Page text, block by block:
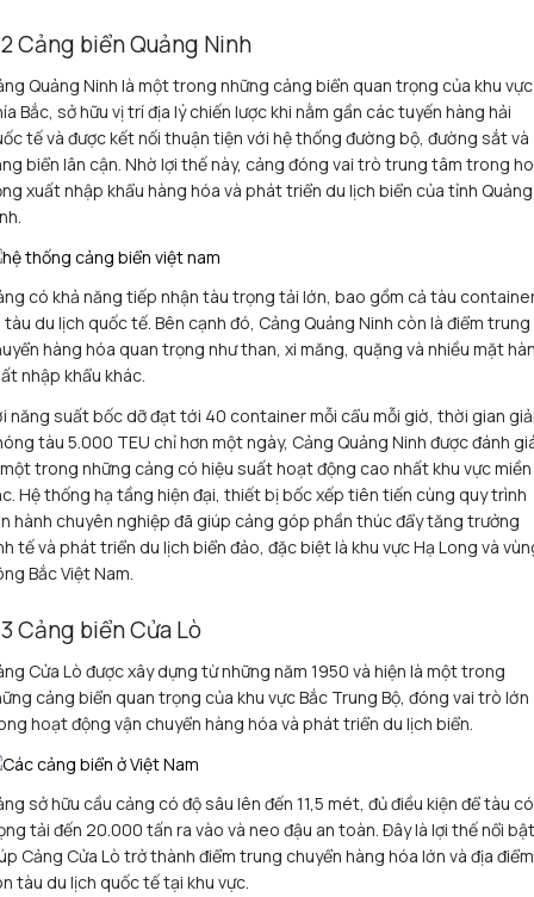
Cảng biển Quảng Ninh
Quảng Ninh là một trong những cảng biển quan trọng của khu vực
Bắc, sở hữu vị trí địa lý chiến lược khi nằm gần các tuyến hàng hải
tế và được kết nối thuận tiện với hệ thống đường bộ, đường sắt và
biển lân cận. Nhờ lợi thế này, cảng đóng vai trò trung tâm trong
xuất nhập khẩu hàng hóa và phát triển du lịch biển của tỉnh Quảng
có khả năng tiếp nhận tàu trọng tải lớn, bao gồm cả tàu
tàu du lịch quốc tế. Bên cạnh đó, Cảng Quảng Ninh còn là điểm trung
hàng hóa quan trọng như than, xi măng, quặng và nhiều mặt
nhập khẩu khác.
năng suất bốc dỡ đạt tới 40 container mỗi cẩu mỗi giờ, thời gian
tàu 5.000 TEU chỉ hơn một ngày, Cảng Quảng Ninh được đánh
trong những cảng có hiệu suất hoạt động cao nhất khu vực miền
Hệ thống hạ tầng hiện đại, thiết bị bốc xếp tiên tiến cùng quy trình
hành chuyên nghiệp đã giúp cảng góp phần thúc đẩy tăng trưởng
tế và phát triển du lịch biển đảo, đặc biệt là khu vực Hạ Long và
Bắc Việt Nam.
Cảng biển Cửa Lò
Cửa Lò được xây dựng từ những năm 1950 và hiện là một trong
cảng biển quan trọng của khu vực Bắc Trung Bộ, đóng vai trò lớn
hoạt động vận chuyển hàng hóa và phát triển du lịch biển.
sở hữu cầu cảng có độ sâu lên đến 11,5 mét, đủ điều kiện để tàu có
tải đến 20.000 tấn ra vào và neo đậu an toàn. Đây là lợi thế nổi bật
Cảng Cửa Lò trở thành điểm trung chuyển hàng hóa lớn và địa điểm
tàu du lịch quốc tế tại khu vực.